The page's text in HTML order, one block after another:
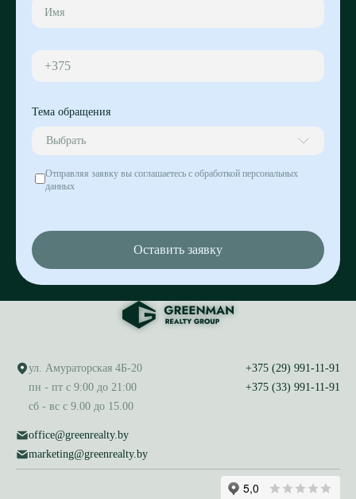
+375
Тема обращения
Выбрать
Отправляя заявку вы соглашаетесь с обработкой персональных
данных
Оставить заявку
ул. Амураторская 4Б-20
пн - пт с 9:00 до 21:00
сб - вс с 9.00 до 15.00
office@greenrealty.by
marketing@greenrealty.by
+375 (29) 991-11-91
+375 (33) 991-11-91